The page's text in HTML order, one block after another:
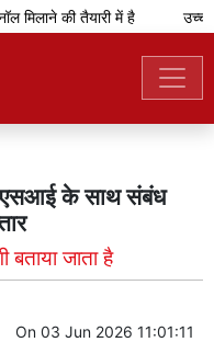
की तैयारी में है उच्च
के साथ संबंध
बताया जाता है
On 03 Jun 2026 11:01:11